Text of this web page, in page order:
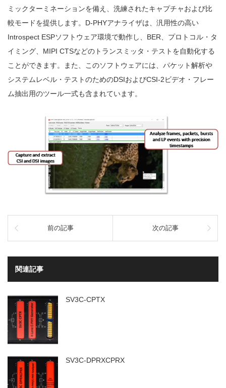
ミックターミネーションを備え、洗練されたキャプチャおよび比
較モードを提供します。D-PHYアナライザは、汎用性の高い
Introspect ESPソフトウェア環境で動作し、BER、プロトコル・タ
イミング、MIPI CTSなどのトランスミッタ・テストを自動化する
ことができます。また、このソフトウェアには、パケット解析や
システムレベル・テストのためのDSIおよびCSI-2ビデオ・フレー
ム抽出用のツール一式も含まれています。
前の記事 次の記事
関連記事
SV3C-CPTX
SV3C-DPRXCPRX